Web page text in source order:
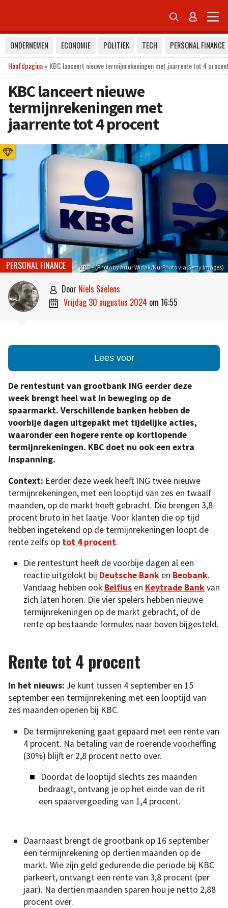
 
ONDERNEMEN ECONOMIE POLITIEK TECH
PERSONAL FINANCE
Hoofdpagina» KBC lanceert nieuwe termijnrekeningen met jaarrente tot 4
KBC lanceert nieuwe
termijnrekeningen met
jaarrente tot 4 procent
KBC – (Photo by Artur Widak/NurPhoto via Getty Images)
PERSONAL FINANCE
 door Niels Saelens
 vrijdag 30 augustus 2024 om 16:55
Lees voor
De rentestunt van grootbank ING eerder deze
week brengt heel wat in beweging op de
spaarmarkt. Verschillende banken hebben de
voorbije dagen uitgepakt met tijdelijke acties,
waaronder een hogere rente op kortlopende
termijnrekeningen. KBC doet nu ook een extra
inspanning.
Context: Eerder deze week heeft ING twee nieuwe
termijnrekeningen, met een looptijd van zes en twaalf
maanden, op de markt heeft gebracht. Die brengen 3,8
procent bruto in het laatje. Voor klanten die op tijd
hebben ingetekend op de termijnrekeningen loopt de
rente zelfs op tot 4 procent.
Die rentestunt heeft de voorbije dagen al een
reactie uitgelokt bij Deutsche Bank en Beobank.
Vandaag hebben ook Belfius en Keytrade Bankvan
zich laten horen. Die vier spelers hebben nieuwe
termijnrekeningen op de markt gebracht, of de
rente op bestaande formules naar boven bijgesteld.
Rente tot 4 procent
In het nieuws: Je kunt tussen 4 september en 15
september een termijnrekening met een looptijd van
zes maanden openen bij KBC.
De termijnrekening gaat gepaard met een rente van
4 procent. Na betaling van de roerende voorheffing
(30%) blijft er 2,8 procent netto over.
Doordat de looptijd slechts zes maanden
bedraagt, ontvang je op het einde van de rit
een spaarvergoeding van 1,4 procent.
Daarnaast brengt de grootbank op 16 september
een termijnrekening op dertien maanden op de
markt. Wie zijn geld gedurende die periode bij KBC
parkeert, ontvangt een rente van 3,8 procent (per
jaar). Na dertien maanden sparen hou je netto 2,88
procent over.